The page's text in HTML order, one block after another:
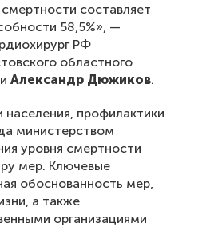
составляет
58,5%», —
РФ
областного
Александр Дюжиков.
профилактики
министерством
уровня смертности
мер. Ключевые
обоснованность мер,
а также
организациями